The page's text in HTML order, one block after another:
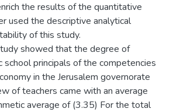
the results of the quantitative
used the descriptive analytical
of this study.
showed that the degree of
school principals of the competencies
in the Jerusalem governorate
of teachers came with an average
average of (3.35) For the total